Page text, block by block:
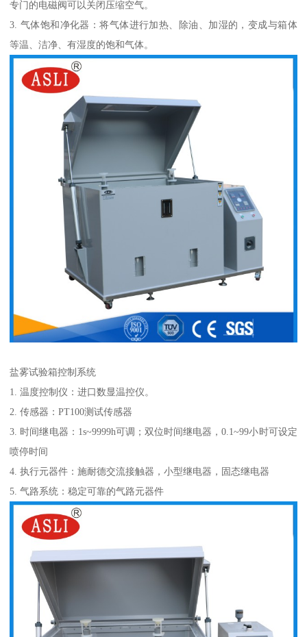
专门的电磁阀可以关闭压缩空气。
3. 气体饱和净化器：将气体进行加热、除油、加湿的，变成与箱体
等温、洁净、有湿度的饱和气体。
盐雾试验箱控制系统
1. 温度控制仪：进口数显温控仪。
2. 传感器：PT100测试传感器
3. 时间继电器：1s~9999h可调；双位时间继电器，0.1~99小时可设定
喷停时间
4. 执行元器件：施耐德交流接触器，小型继电器，固态继电器
5. 气路系统：稳定可靠的气路元器件